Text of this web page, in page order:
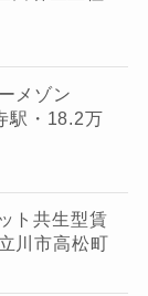
メゾン
駅・18.2万
ト共生型賃
川市高松町